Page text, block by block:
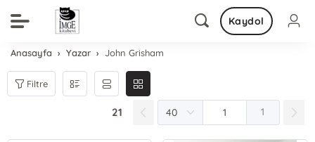
Kaydol
Anasayfa Yazar John Grisham
Filtre
21 1